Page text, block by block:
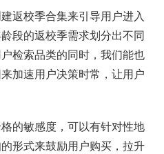
返校季合集来引导用户进入
段的返校季需求划分出不同
检索品类的同时，我们能也
加速用户决策时常，让用户
的敏感度，可以有针对性地
形式来鼓励用户购买，拉升